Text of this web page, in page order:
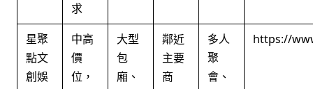
求
星聚
點文
創娛
中高
價
位，
大型
包
廂、
鄰近
主要
商
多人
聚
會、
https://